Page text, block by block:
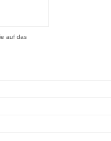
auf das